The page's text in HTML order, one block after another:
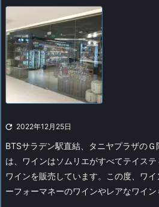
 2022年12月25日
BTSサラデン駅直結、タニヤプラザの
は、ワインはソムリエがすべてテイス
ワインを販売しています。この度、ワ
ーフォーマネーのワインやレアなワイ